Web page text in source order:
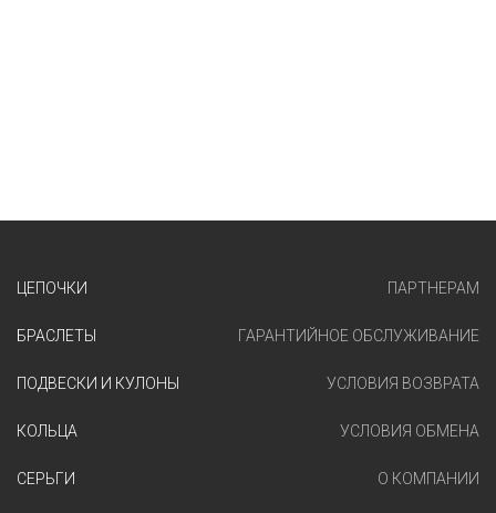
ЦЕПОЧКИ
БРАСЛЕТЫ
ПОДВЕСКИ И КУЛОНЫ
КОЛЬЦА
СЕРЬГИ
ПАРТНЕРАМ
ГАРАНТИЙНОЕ ОБСЛУЖИВАНИЕ
УСЛОВИЯ ВОЗВРАТА
УСЛОВИЯ ОБМЕНА
О КОМПАНИИ